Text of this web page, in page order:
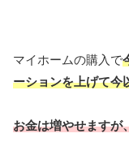
マイホームの購入で
ーションを上げて今
お金は増やせますが